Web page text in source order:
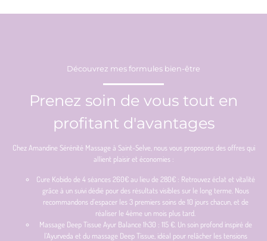
Découvrez mes formules bien-être
Prenez soin de vous tout en
profitant d'avantages
Chez Amandine Sérénité Massage à Saint-Selve, nous vous proposons des offres qui
allient plaisir et économies :
Cure Kobido de 4 séances 260€ au lieu de 280€ : Retrouvez éclat et vitalité
grâce à un suivi dédié pour des résultats visibles sur le long terme. Nous
recommandons d’espacer les 3 premiers soins de 10 jours chacun, et de
réaliser le 4ème un mois plus tard.
Massage Deep Tissue Ayur Balance 1h30 : 115 €. Un soin profond inspiré de
l’Ayurveda et du massage Deep Tissue, idéal pour relâcher les tensions